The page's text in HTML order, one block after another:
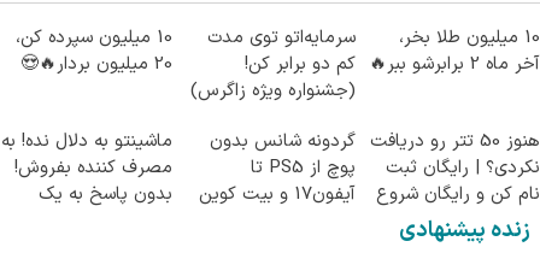
10 میلیون طلا بخر،
آخر ماه 2 برابرشو ببر🔥
سرمایه‌اتو توی مدت
کم دو برابر کن!
(جشنواره ویژه زاگرس)
10 میلیون سپرده کن،
20 میلیون بردار🔥😍
هنوز 50 تتر رو دریافت
نکردی؟ | رایگان ثبت
نام کن و رایگان شروع
کن!
گردونه شانس بدون
پوچ از PS5 تا
آیفون17 و بیت کوین
ماشینتو به دلال نده! به
مصرف کننده بفروش!
بدون پاسخ به یک
زنده پیشنهادی